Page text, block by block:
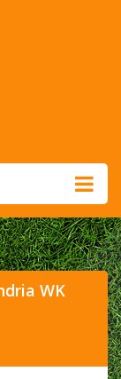
WK